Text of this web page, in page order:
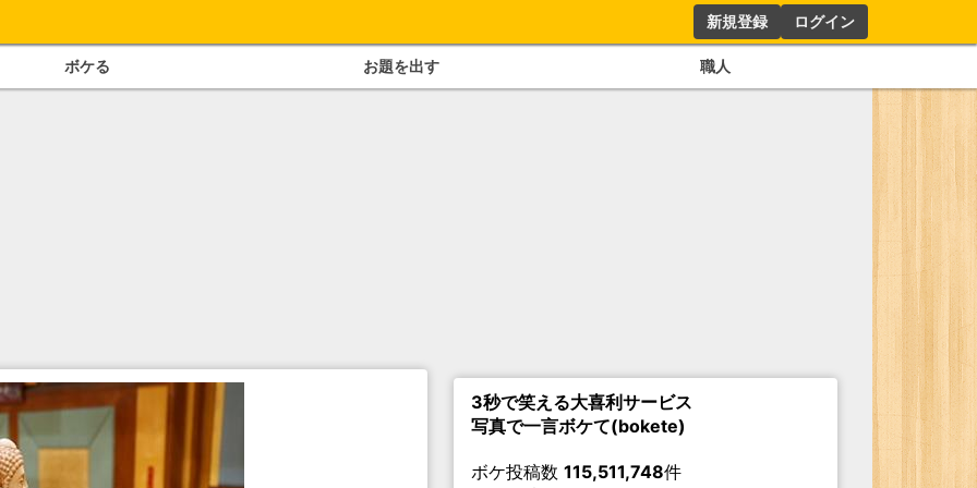
新規登録 ログイン
ボケる お題を出す 職人
3秒で笑える大喜利サービス
写真で一言ボケて(bokete)
ボケ投稿数 115,511,748件